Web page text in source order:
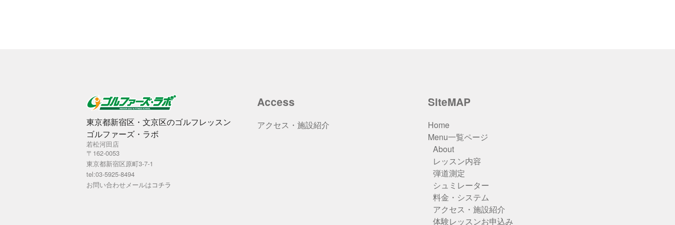
東京都新宿区・文京区のゴルフレッスン
ゴルファーズ・ラボ
若松河田店
〒162-0053
東京都新宿区原町3-7-1
tel:03-5925-8494
お問い合わせメールはコチラ
Access
アクセス・施設紹介
SiteMAP
Home
Menu一覧ページ
About
レッスン内容
弾道測定
シュミレーター
料金・システム
アクセス・施設紹介
体験レッスンお申込み